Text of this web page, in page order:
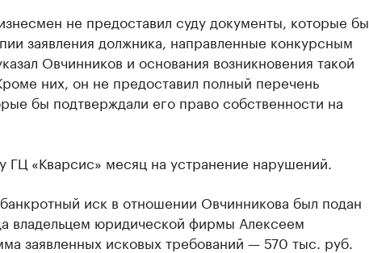
не предоставил суду документы, которые бы
заявления должника, направленные конкурсным
Овчинников и основания возникновения такой
них, он не предоставил полный перечень
бы подтверждали его право собственности на
ГЦ «Кварсис» месяц на устранение нарушений.
иск в отношении Овчинникова был подан
владельцем юридической фирмы Алексеем
заявленных исковых требований — 570 тыс. руб.